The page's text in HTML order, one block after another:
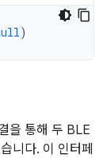
)
을 통해 두 BLE
니다. 이 인터페